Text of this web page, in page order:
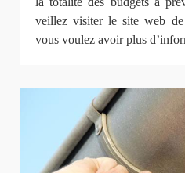
veillez visiter le site web
vous voulez avoir plus